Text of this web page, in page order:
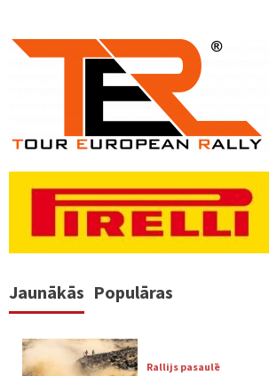
Jaunākās Populāras
Rallijs pasaulē